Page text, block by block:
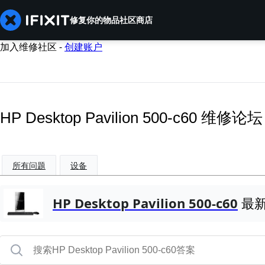
修复你的物品社区商店
加入维修社区 -创建账户
HP Desktop Pavilion 500-c60 维修论坛
所有问题 设备
HP Desktop Pavilion 500-c60 最